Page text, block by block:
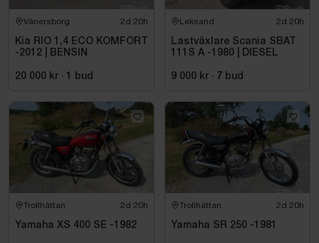
Vänersborg 2d 20h
Kia RIO 1,4 ECO KOMFORT
-2012 | BENSIN
20 000 kr · 1 bud
Leksand 2d 20h
Lastväxlare Scania SBAT
111S A -1980 | DIESEL
9 000 kr · 7 bud
Trollhättan 2d 20h
Yamaha XS 400 SE -1982
Trollhättan 2d 20h
Yamaha SR 250 -1981